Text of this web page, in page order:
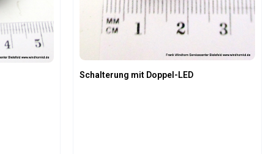
Schalterung mit Doppel-LED